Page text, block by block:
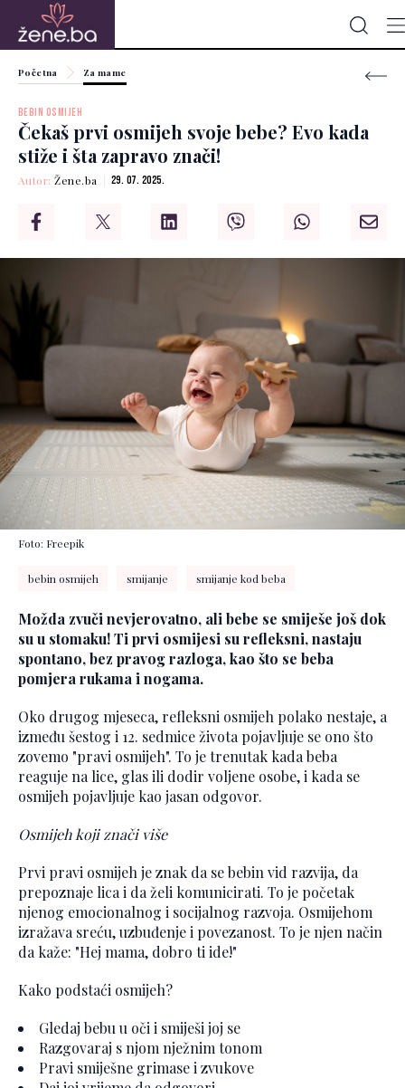
Početna Za mame
BEBIN OSMIJEH
Čekaš prvi osmijeh svoje bebe? Evo kada
stiže i šta zapravo znači!
Autor:Žene.ba 29. 07. 2025.
Foto: Freepik
bebin osmijeh smijanje smijanje kod beba
Možda zvuči nevjerovatno, ali bebe se smiješe još dok
su u stomaku! Ti prvi osmijesi su refleksni, nastaju
spontano, bez pravog razloga, kao što se beba
pomjera rukama i nogama.
Oko drugog mjeseca, refleksni osmijeh polako nestaje, a
između šestog i 12. sedmice života pojavljuje se ono što
zovemo "pravi osmijeh". To je trenutak kada beba
reaguje na lice, glas ili dodir voljene osobe, i kada se
osmijeh pojavljuje kao jasan odgovor.
Osmijeh koji znači više
Prvi pravi osmijeh je znak da se bebin vid razvija, da
prepoznaje lica i da želi komunicirati. To je početak
njenog emocionalnog i socijalnog razvoja. Osmijehom
izražava sreću, uzbuđenje i povezanost. To je njen način
da kaže: "Hej mama, dobro ti ide!"
Kako podstaći osmijeh?
Gledaj bebu u oči i smiješi joj se
Razgovaraj s njom nježnim tonom
Pravi smiješne grimase i zvukove